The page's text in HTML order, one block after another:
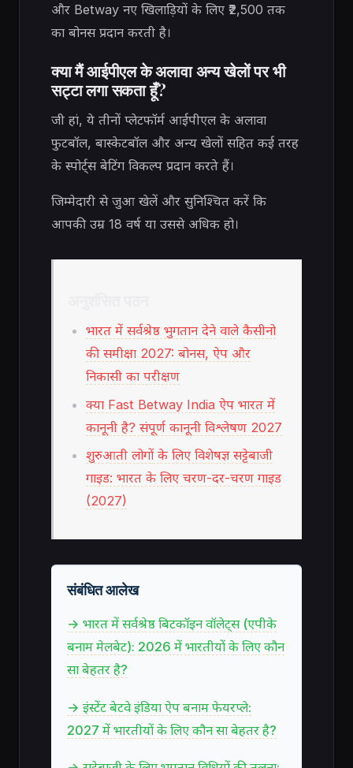
और Betway नए खिलाड़ियों के लिए ₹2,500 तक
का बोनस प्रदान करती है।
क्या मैं आईपीएल के अलावा अन्य खेलों पर भी
सट्टा लगा सकता हूँ?
जी हां, ये तीनों प्लेटफॉर्म आईपीएल के अलावा
फुटबॉल, बास्केटबॉल और अन्य खेलों सहित कई तरह
के स्पोर्ट्स बेटिंग विकल्प प्रदान करते हैं।
जिम्मेदारी से जुआ खेलें और सुनिश्चित करें कि
आपकी उम्र 18 वर्ष या उससे अधिक हो।
भारत में सर्वश्रेष्ठ भुगतान देने वाले कैसीनो
की समीक्षा 2027: बोनस, ऐप और
निकासी का परीक्षण
क्या Fast Betway India ऐप भारत में
कानूनी है? संपूर्ण कानूनी विश्लेषण 2027
शुरुआती लोगों के लिए विशेषज्ञ सट्टेबाजी
गाइड: भारत के लिए चरण-दर-चरण गाइड
(2027)
संबंधित आलेख
→ भारत में सर्वश्रेष्ठ बिटकॉइन वॉलेट्स (एपीके
बनाम मेलबेट): 2026 में भारतीयों के लिए कौन
सा बेहतर है?
→ इंस्टेंट बेटवे इंडिया ऐप बनाम फेयरप्ले:
2027 में भारतीयों के लिए कौन सा बेहतर है?